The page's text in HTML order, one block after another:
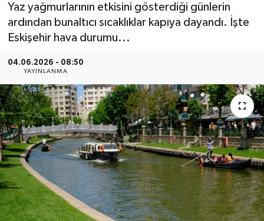
Yaz yağmurlarının etkisini gösterdiği günlerin
ardından bunaltıcı sıcaklıklar kapıya dayandı. İşte
Eskişehir hava durumu...
04.06.2026 - 08:50
YAYINLANMA
Haber Arşivi